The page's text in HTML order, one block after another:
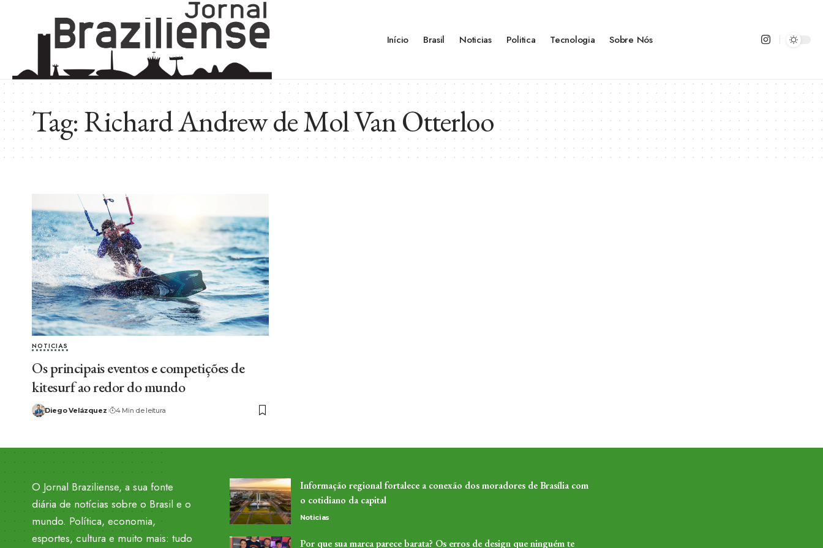
Início Brasil Noticias Politica Tecnologia Sobre Nós
Tag:Richard Andrew de Mol Van Otterloo
NOTICIAS
Os principais eventos e competições de
kitesurf ao redor do mundo
Diego Velázquez 4 Min de leitura
O Jornal Braziliense, a sua fonte
diária de notícias sobre o Brasil e o
mundo. Política, economia,
esportes, cultura e muito mais: tudo
Informação regional fortalece a conexão dos moradores de Brasília com
o cotidiano da capital
Noticias
Por que sua marca parece barata? Os erros de design que ninguém te